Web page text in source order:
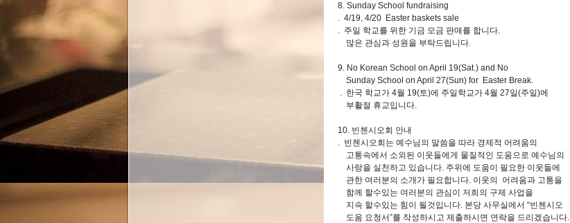
8. Sunday School fundraising
. 4/19, 4/20 Easter baskets sale
. 주일 학교를 위한 기금 모금 판매를 합니다.
많은 관심과 성원을 부탁드립니다.
9. No Korean School on April 19(Sat.) and No
Sunday School on April 27(Sun) for Easter Break.
. 한국 학교가 4월 19(토)에 주일학교가 4월 27일(주일)에
부활절 휴교입니다.
10. 빈첸시오회 안내
. 빈첸시오회는 예수님의 말씀을 따라 경제적 어려움의
고통속에서 소외된 이웃들에게 물질적인 도움으로 예수님의
사랑을 실천하고 있습니다. 주위에 도움이 필요한 이웃들에
관한 여러분의 소개가 필요합니다. 이웃의 어려움과 고통을
함께 할수있는 여러분의 관심이 저희의 구제 사업을
지속 할수있는 힘이 될것입니다. 본당 사무실에서 “빈첸시오
도움 요청서”를 작성하시고 제출하시면 연락을 드리겠습니다.